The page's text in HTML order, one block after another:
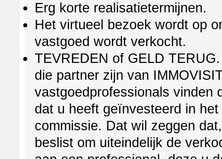
Erg korte realisatietermijnen.
Het virtueel bezoek wordt op
vastgoed wordt verkocht.
TEVREDEN of GELD
die partner zijn van
vastgoedprofessionals vinden
dat u heeft geïnvesteerd in
commissie. Dat wil zeggen
beslist om uiteindelijk de